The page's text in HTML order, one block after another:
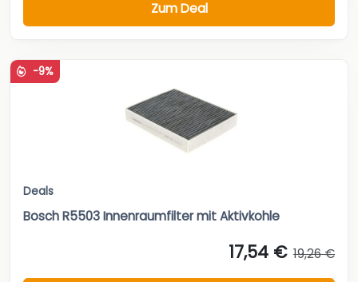
Zum Deal
-9%
Deals
Bosch R5503 Innenraumfilter mit Aktivkohle
17,54 € 19,26 €